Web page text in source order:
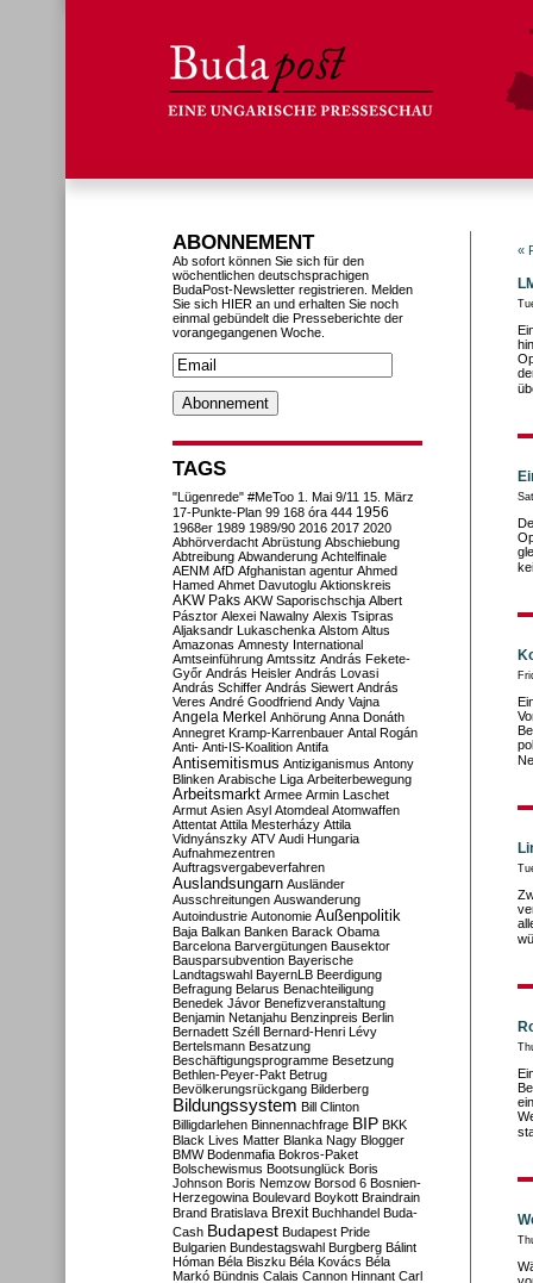
«
ABONNEMENT
Ab sofort können Sie sich für den
wöchentlichen deutschsprachigen
BudaPost-Newsletter registrieren. Melden
Sie sich HIER an und erhalten Sie noch
einmal gebündelt die Presseberichte der
vorangegangenen Woche.
TAGS
"Lügenrede" #MeToo 1. Mai 9/11 15. März
17-Punkte-Plan 99 168 óra 444 1956
1968er 1989 1989/90 2016 2017 2020
Abhörverdacht Abrüstung Abschiebung
Abtreibung Abwanderung Achtelfinale
AENM AfD Afghanistan agentur Ahmed
Hamed Ahmet Davutoglu Aktionskreis
AKW Paks AKW Saporischschja Albert
Pásztor Alexei Nawalny Alexis Tsipras
Aljaksandr Lukaschenka Alstom Altus
Amazonas Amnesty International
Amtseinführung Amtssitz András Fekete-
Győr András Heisler András Lovasi
András Schiffer András Siewert András
Veres André Goodfriend Andy Vajna
Angela Merkel Anhörung Anna Donáth
Annegret Kramp-Karrenbauer Antal Rogán
Anti- Anti-IS-Koalition Antifa
Antisemitismus Antiziganismus Antony
Blinken Arabische Liga Arbeiterbewegung
Arbeitsmarkt Armee Armin Laschet
Armut Asien Asyl Atomdeal Atomwaffen
Attentat Attila Mesterházy Attila
Vidnyánszky ATV Audi Hungaria
Aufnahmezentren
Auftragsvergabeverfahren
Auslandsungarn Ausländer
Ausschreitungen Auswanderung
Autoindustrie Autonomie Außenpolitik
Baja Balkan Banken Barack Obama
Barcelona Barvergütungen Bausektor
Bausparsubvention Bayerische
Landtagswahl BayernLB Beerdigung
Befragung Belarus Benachteiligung
Benedek Jávor Benefizveranstaltung
Benjamin Netanjahu Benzinpreis Berlin
Bernadett Széll Bernard-Henri Lévy
Bertelsmann Besatzung
Beschäftigungsprogramme Besetzung
Bethlen-Peyer-Pakt Betrug
Bevölkerungsrückgang Bilderberg
Bildungssystem Bill Clinton
Billigdarlehen Binnennachfrage BIP BKK
Black Lives Matter Blanka Nagy Blogger
BMW Bodenmafia Bokros-Paket
Bolschewismus Bootsunglück Boris
Johnson Boris Nemzow Borsod 6 Bosnien-
Herzegowina Boulevard Boykott Braindrain
Brand Bratislava Brexit Buchhandel Buda-
Cash Budapest Budapest Pride
Bulgarien Bundestagswahl Burgberg Bálint
Hóman Béla Biszku Béla Kovács Béla
Markó Bündnis Calais Cannon Hinnant Carl